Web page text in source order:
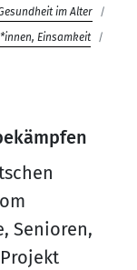
im Alter
Einsamkeit
Senioren,